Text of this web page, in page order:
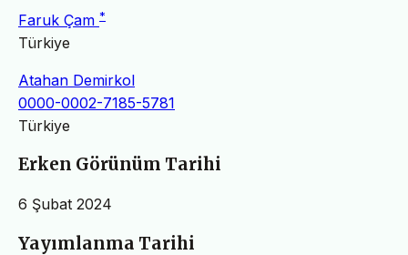
Faruk Çam *
Türkiye
Atahan Demirkol
0000-0002-7185-5781
Türkiye
Erken Görünüm Tarihi
6 Şubat 2024
Yayımlanma Tarihi